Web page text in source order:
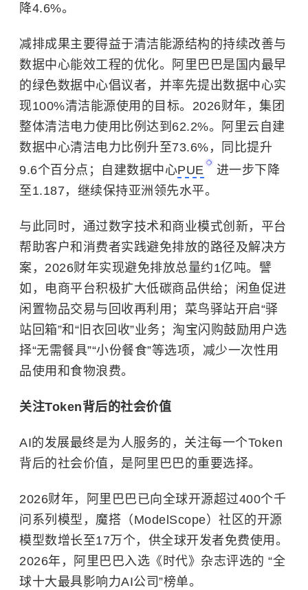
降4.6%。
减排成果主要得益于清洁能源结构的持续改善与
数据中心能效工程的优化。阿里巴巴是国内最早
的绿色数据中心倡议者，并率先提出数据中心实
现100%清洁能源使用的目标。2026财年，集团
整体清洁电力使用比例达到62.2%。阿里云自建
数据中心清洁电力比例升至73.6%，同比提升
9.6个百分点；自建数据中心PUE
进一步下降
至1.187，继续保持亚洲领先水平。
与此同时，通过数字技术和商业模式创新，平台
帮助客户和消费者实践避免排放的路径及解决方
案，2026财年实现避免排放总量约1亿吨。譬
如，电商平台积极扩大低碳商品供给；闲鱼促进
闲置物品交易与回收再利用；菜鸟驿站开启“驿
站回箱”和“旧衣回收”业务；淘宝闪购鼓励用户选
择“无需餐具”“小份餐食”等选项，减少一次性用
品使用和食物浪费。
关注Token背后 的社会价值
AI的发展最终是为人服务的，关注每一个Token
背后的社会价值，是阿里巴巴的重要选择。
2026财年，阿里巴巴已向全球开源超过400个千
问系列模型，魔搭（ModelScope）社区的开源
模型数增长至17万个，供全球开发者免费使用。
2026年，阿里巴巴入选《时代》杂志评选的 “全
球十大最具影响力AI公司”榜单。